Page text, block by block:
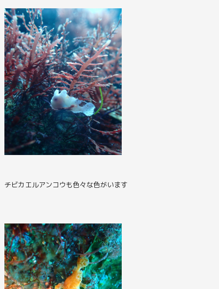
チビカエルアンコウも色々な色がいます